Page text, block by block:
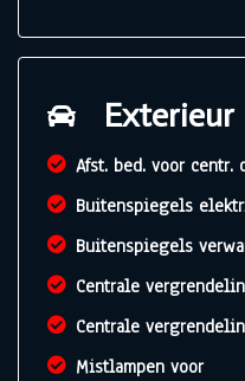
Exterieur
Afst. bed. voor centr.
Buitenspiegels
Buitenspiegels
Centrale
Centrale
Mistlampen voor